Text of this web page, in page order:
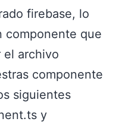
firebase, lo
componente que
el archivo
componente
siguientes
y